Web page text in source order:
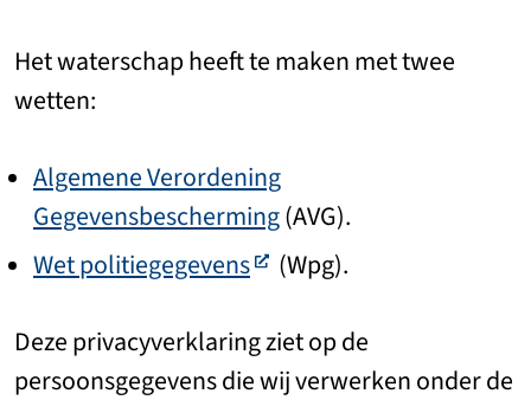
Het waterschap heeft te maken met twee
wetten:
Algemene Verordening
Gegevensbescherming(AVG).
Wet politiegegevens
(Wpg).
Deze privacyverklaring ziet op de
persoonsgegevens die wij verwerken onder de